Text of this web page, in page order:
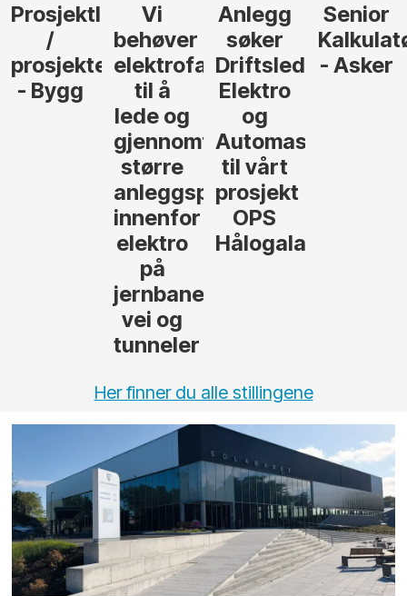
Prosjektleder
/
prosjekteringsleder
- Bygg
Vi
behøver
elektrofagfolk
til å
lede og
gjennomføre
større
anleggsprosjekter
innenfor
elektro
på
jernbane,
vei og
tunneler
Anlegg
søker
Driftsleder
Elektro
og
Automasjon
til vårt
prosjekt
OPS
Senior
- Asker
Her finner du alle stillingene